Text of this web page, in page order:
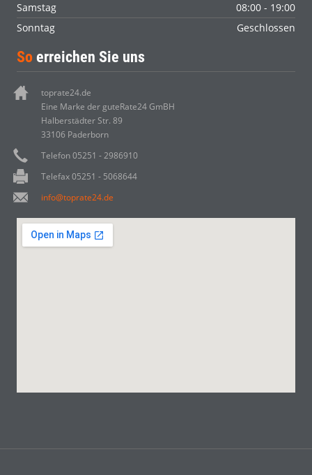
Samstag
08:00 - 19:00
Sonntag
Geschlossen
So erreichen Sie uns
toprate24.de
Eine Marke der guteRate24 GmBH
Halberstädter Str. 89
33106 Paderborn
Telefon 05251 - 2986910
Telefax 05251 - 5068644
info@toprate24.de